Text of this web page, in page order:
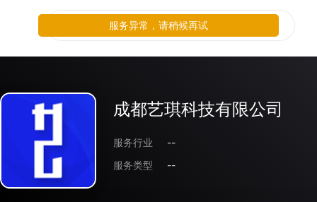
成都艺琪科技有限公司
服务行业
--
服务类型
--
服务异常，请稍候再试